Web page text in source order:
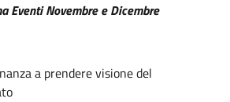
Eventi Novembre e Dicembre
a prendere visione del